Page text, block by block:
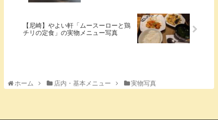
【尼崎】やよい軒「ムースーローと鶏
チリの定食」の実物メニュー写真
ホーム 店内・基本メニュー 実物写真